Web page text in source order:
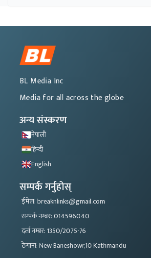
BL Media Inc
Media for all across the globe
अन्य संस्करण
नेपाली
हिन्दी
English
सम्पर्क गर्नुहोस्
ईमेल: breaknlinks@gmail.com
सम्पर्क नम्बर: 014596040
दर्ता नम्बर: 1350/2075-76
ठेगाना: New Baneshowr,10 Kathmandu